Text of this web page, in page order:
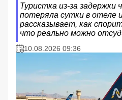
Туристка из‑за задержки
потеряла сутки в отеле
рассказывает, как
что реально можно
10.08.2026 09:36